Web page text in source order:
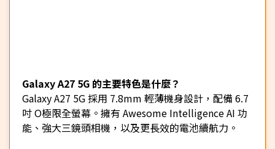
Galaxy A27 5G 的主要特色是什麼？
Galaxy A27 5G 採用 7.8mm 輕薄機身設計，配備 6.7
吋 O極限全螢幕。擁有 Awesome Intelligence AI 功
能、強大三鏡頭相機，以及更長效的電池續航力。